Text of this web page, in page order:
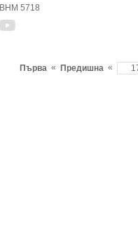
ВНМ 5718
Първа « Предишна «